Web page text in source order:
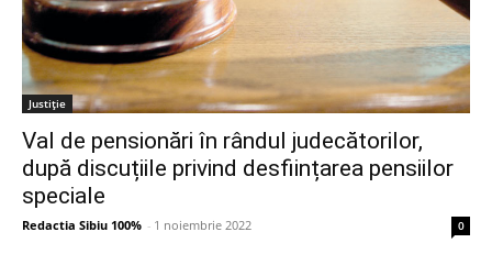
Justiție
Val de pensionări în rândul judecătorilor,
după discuțiile privind desființarea pensiilor
speciale
Redactia Sibiu 100% - 1 noiembrie 2022 0